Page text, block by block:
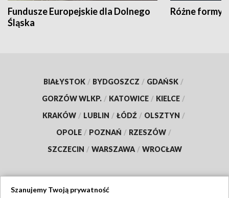
Fundusze Europejskie dla Dolnego
Śląska
Różne formy
BIAŁYSTOK / BYDGOSZCZ / GDAŃSK /
GORZÓW WLKP. / KATOWICE / KIELCE /
KRAKÓW / LUBLIN / ŁÓDŹ / OLSZTYN /
OPOLE / POZNAŃ / RZESZÓW /
SZCZECIN / WARSZAWA / WROCŁAW
Szanujemy Twoją prywatność